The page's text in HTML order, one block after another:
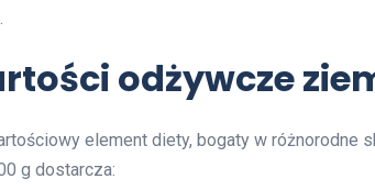
odżywcze
element diety, bogaty w różnorodne
g dostarcza: